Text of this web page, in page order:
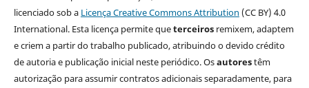
licenciado sob a Licença Creative Commons Attribution (CC BY) 4.0
International. Esta licença permite queterceirosremixem, adaptem
e criem a partir do trabalho publicado, atribuindo o devido crédito
de autoria e publicação inicial neste periódico. Osautorestêm
autorização para assumir contratos adicionais separadamente, para